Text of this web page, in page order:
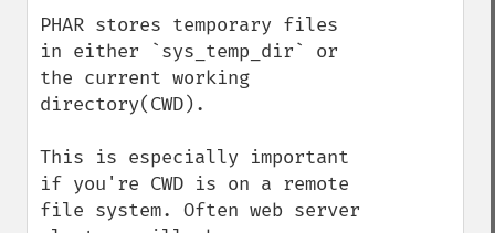
PHAR stores temporary files
in either `sys_temp_dir` or
the current working
directory(CWD).
This is especially important
if you're CWD is on a remote
file system. Often web server